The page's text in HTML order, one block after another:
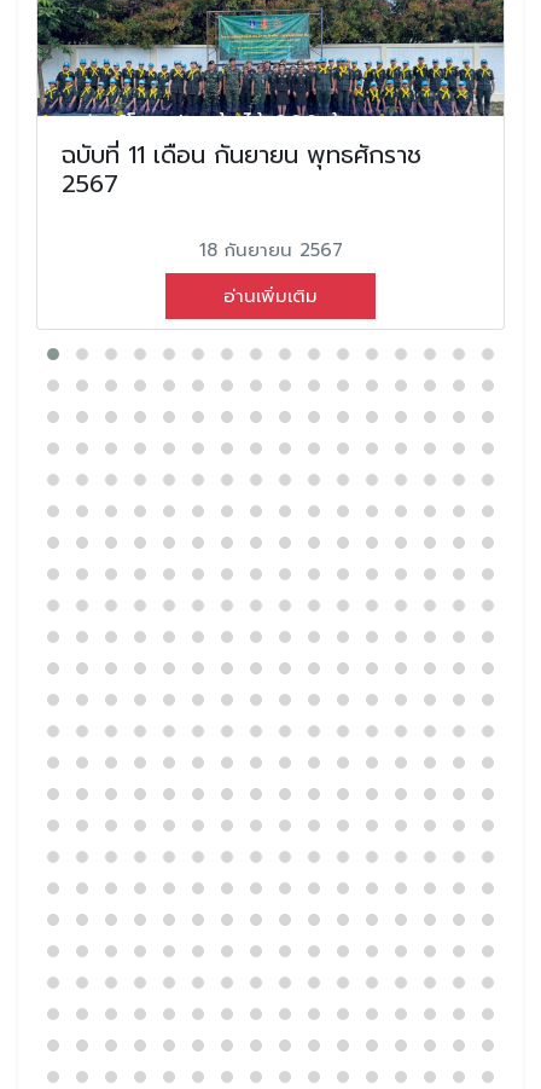
ฉบับที่ 11 เดือน กันยายน พุทธศักราช
2567
18 กันยายน 2567
อ่านเพิ่มเติม